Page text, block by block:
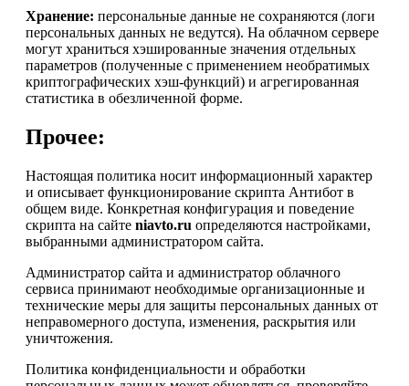
Хранение: персональные данные не сохраняются (логи
персональных данных не ведутся). На облачном сервере
могут храниться хэшированные значения отдельных
параметров (полученные с применением необратимых
криптографических хэш-функций) и агрегированная
статистика в обезличенной форме.
Прочее:
Настоящая политика носит информационный характер
и описывает функционирование скрипта Антибот в
общем виде. Конкретная конфигурация и поведение
скрипта на сайте niavto.ru определяются настройками,
выбранными администратором сайта.
Администратор сайта и администратор облачного
сервиса принимают необходимые организационные и
технические меры для защиты персональных данных от
неправомерного доступа, изменения, раскрытия или
уничтожения.
Политика конфиденциальности и обработки